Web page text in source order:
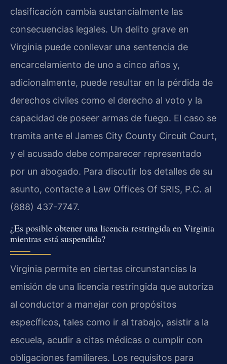
clasificación cambia sustancialmente las
consecuencias legales. Un delito grave en
Virginia puede conllevar una sentencia de
encarcelamiento de uno a cinco años y,
adicionalmente, puede resultar en la pérdida de
derechos civiles como el derecho al voto y la
capacidad de poseer armas de fuego. El caso se
tramita ante el James City County Circuit Court,
y el acusado debe comparecer representado
por un abogado. Para discutir los detalles de su
asunto, contacte a Law Offices Of SRIS, P.C. al
(888) 437-7747.
¿Es posible obtener una licencia restringida en Virginia
mientras está suspendida?
Virginia permite en ciertas circunstancias la
emisión de una licencia restringida que autoriza
al conductor a manejar con propósitos
específicos, tales como ir al trabajo, asistir a la
escuela, acudir a citas médicas o cumplir con
obligaciones familiares. Los requisitos para